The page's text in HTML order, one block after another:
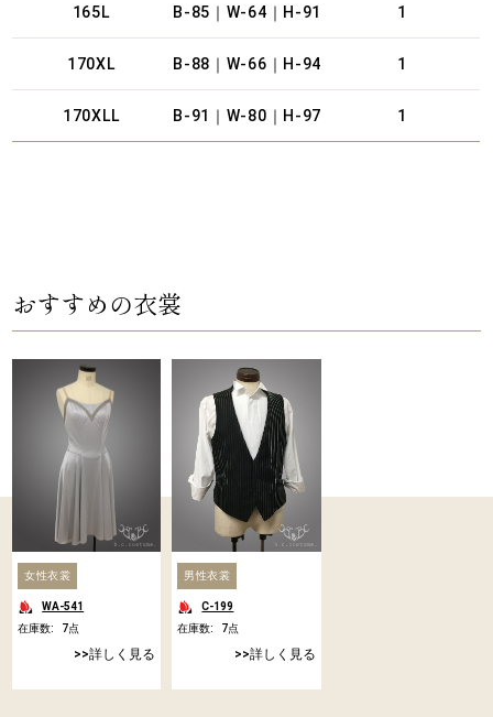
165L B-85｜W-64｜H-91 1
170XL B-88｜W-66｜H-94 1
170XLL B-91｜W-80｜H-97 1
おすすめの衣裳
女性衣裳
WA-541
在庫数:
7点
詳しく見る
男性衣裳
C-199
在庫数:
7点
詳しく見る